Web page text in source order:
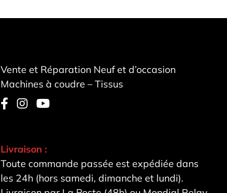
Vente et Réparation Neuf et d’occasion
Machines à coudre – Tissus
Livraison :
Toute commande passée est expédiée dans
les 24h (hors samedi, dimanche et lundi).